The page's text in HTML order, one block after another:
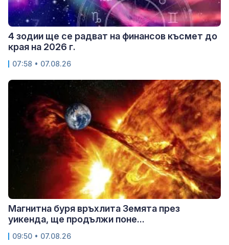
4 зодии ще се радват на финансов късмет до
края на 2026 г.
07:58 • 07.08.26
Магнитна буря връхлита Земята през
уикенда, ще продължи поне...
09:50 • 07.08.26